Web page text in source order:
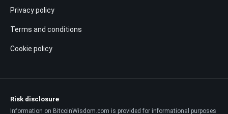
Privacy policy
Terms and conditions
Cookie policy
Risk disclosure
Information on BitcoinWisdom.com is provided for informational purposes